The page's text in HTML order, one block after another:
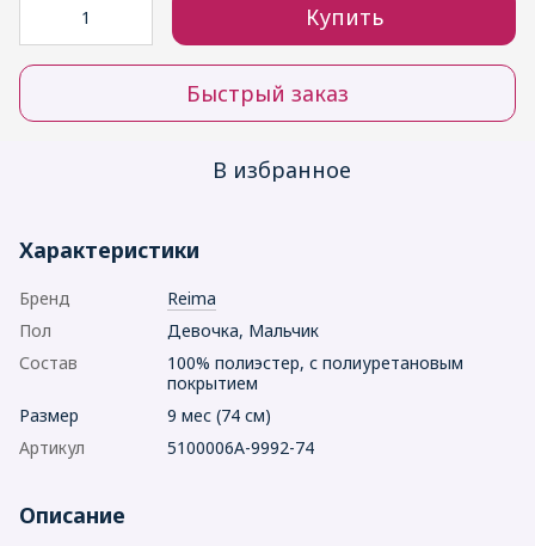
Купить
Быстрый заказ
В избранное
Характеристики
Бренд
Reima
Пол
Девочка, Мальчик
Состав
100% полиэстер, с полиуретановым
покрытием
Размер
9 мес (74 см)
Артикул
5100006A-9992-74
Описание